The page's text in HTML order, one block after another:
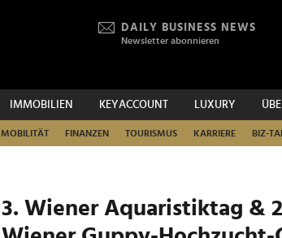
DAILY BUSINESS NEWS
Newsletter abonnieren
IMMOBILIEN KEYACCOUNT LUXURY
MOBILITÄT FINANZEN TOURISMUS KARRIERE BIZ-
3. Wiener Aquaristiktag &